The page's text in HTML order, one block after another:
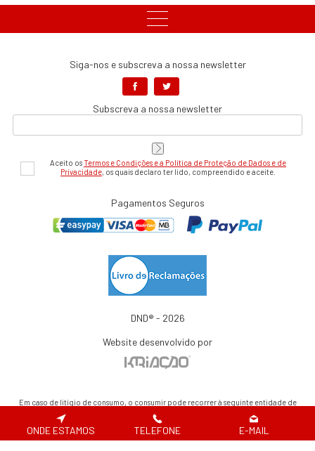
Siga-nos e subscreva a nossa newsletter
Subscreva a nossa newsletter
Aceito osTermos e Condições e a Política de Proteção de Dados e de
Privacidade, os quais declaro ter lido, compreendido e aceite.
Pagamentos Seguros
DND® - 2026
Website desenvolvido por
Em caso de litígio de consumo, o consumir pode recorrer à seguinte entidade de
Centro de Arbitragem de Conflitos de Consumo de Lisboa | Tel.: 218 807 030 |
www.centroarbitragemlisboa.pt
Para atualizações e mais informações, consulte o Portal do Consumir em
ONDE ESTAMOS TELEFONE E-MAIL